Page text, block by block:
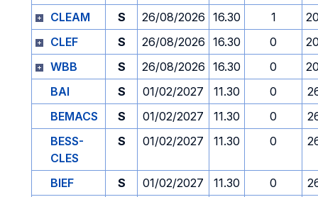
CLEAM
S 26/08/2026 16.30 1
CLEF
S 26/08/2026 16.30 0
WBB
S 26/08/2026 16.30 0
BAI
S 01/02/2027 11.30 0
BEMACS
S 01/02/2027 11.30 0
BESS-
CLES
S 01/02/2027 11.30 0
BIEF S 01/02/2027 11.30 0